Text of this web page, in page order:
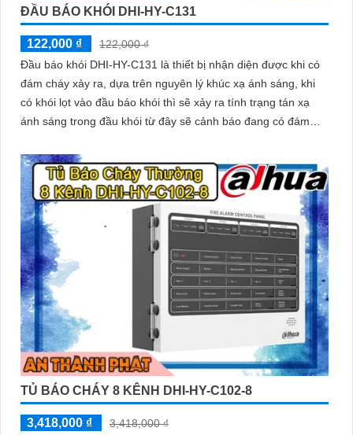
ĐẦU BÁO KHÓI DHI-HY-C131
122,000 ₫
122,000 ₫
Đầu báo khói DHI-HY-C131 là thiết bị nhận diện được khi có
đám cháy xảy ra, dựa trên nguyên lý khúc xạ ánh sáng, khi
có khói lọt vào đầu báo khói thì sẽ xảy ra tính trạng tán xạ
ánh sáng trong đầu khói từ đây sẽ cảnh báo đang có đám
TỦ BÁO CHÁY 8 KÊNH DHI-HY-C102-8
3,418,000 ₫ 3,418,000 ₫